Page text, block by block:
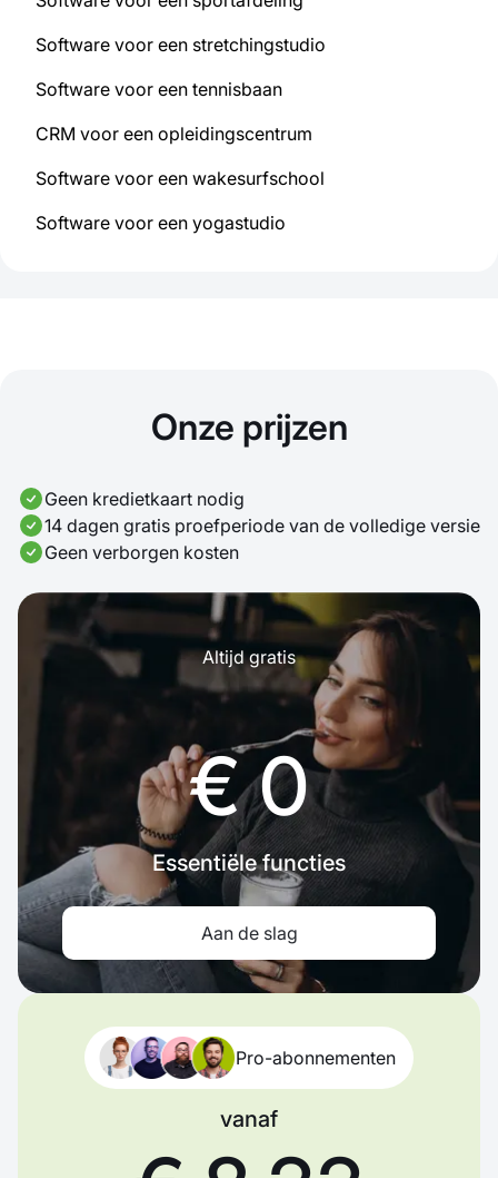
Software voor een stretchingstudio
Software voor een tennisbaan
CRM voor een opleidingscentrum
Software voor een wakesurfschool
Software voor een yogastudio
Onze prijzen
Geen kredietkaart nodig
14 dagen gratis proefperiode van de volledige versie
Geen verborgen kosten
Altijd gratis
€ 0
Essentiële functies
Aan de slag
Pro-abonnementen
vanaf